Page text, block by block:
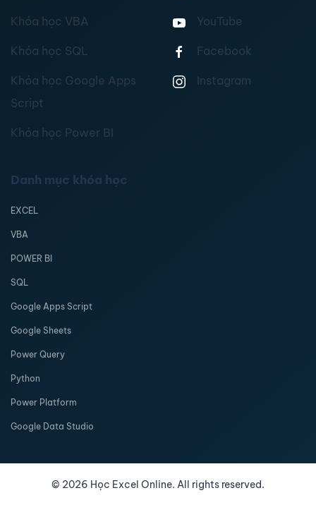
Khóa học VBA
Khóa học SQL
Khóa học Google Apps
Script
Khóa học Power BI
YouTube
Facebook
Instagram
Danh mục khóa học
EXCEL
VBA
POWER BI
SQL
Google Apps Script
Google Sheets
Power Query
Python
Power Platform
Google Data Studio
© 2026 Học Excel Online. All rights reserved.